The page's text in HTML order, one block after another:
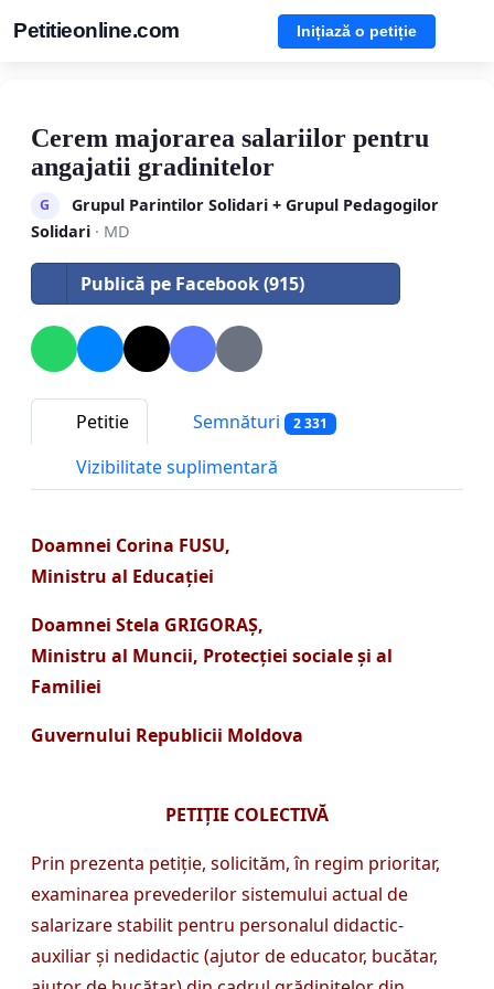
Petitieonline.com Inițiază o petiție
Cerem majorarea salariilor pentru
angajatii gradinitelor
G
Grupul Parintilor Solidari + Grupul Pedagogilor
Solidari · MD
Publică pe Facebook (915)
Petitie Semnături 2 331
Vizibilitate suplimentară
Doamnei Corina FUSU,
Ministru al Educației
Doamnei Stela GRIGORAȘ,
Ministru al Muncii, Protecției sociale și al
Familiei
Guvernului Republicii Moldova
PETIȚIE COLECTIVĂ
Prin prezenta petiție, solicităm, în regim prioritar,
examinarea prevederilor sistemului actual de
salarizare stabilit pentru personalul didactic-
auxiliar și nedidactic (ajutor de educator, bucătar,